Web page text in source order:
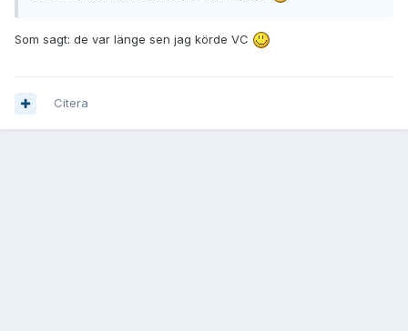
Som sagt: de var länge sen jag körde VC
Citera